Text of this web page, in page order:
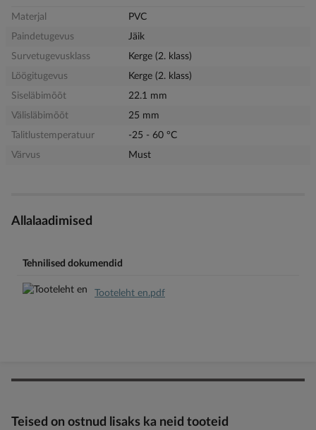
Materjal
PVC
Paindetugevus
Jäik
Survetugevusklass
Kerge (2. klass)
Löögitugevus
Kerge (2. klass)
Siseläbimõõt
22.1 mm
Välisläbimõõt
25 mm
Talitlustemperatuur
-25 - 60 °C
Värvus
Must
Allalaadimised
Tehnilised dokumendid
Tooteleht en.pdf
Teised on ostnud lisaks ka neid tooteid